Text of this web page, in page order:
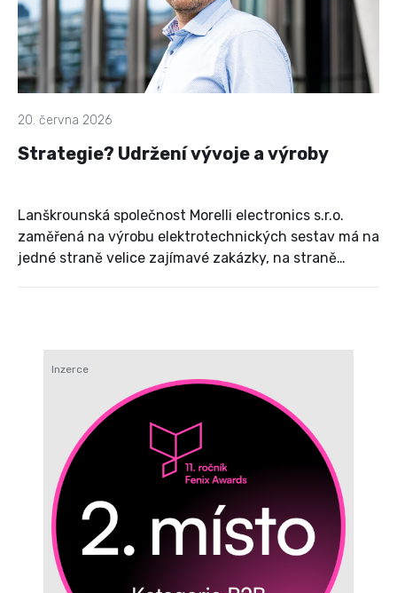
20. června 2026
Strategie? Udržení vývoje a výroby
Lanškrounská společnost Morelli electronics s.r.o.
zaměřená na výrobu elektrotechnických sestav má na
jedné straně velice zajímavé zakázky, na straně
Inzerce